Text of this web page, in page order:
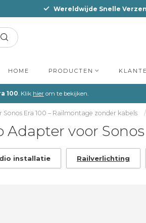
Wereldwijde Snelle
HOME PRODUCTEN
100. Klik hier om te bekijken.
Era 100 – Railmontage zonder kabels /
Adapter voor
installatie Railverlichting